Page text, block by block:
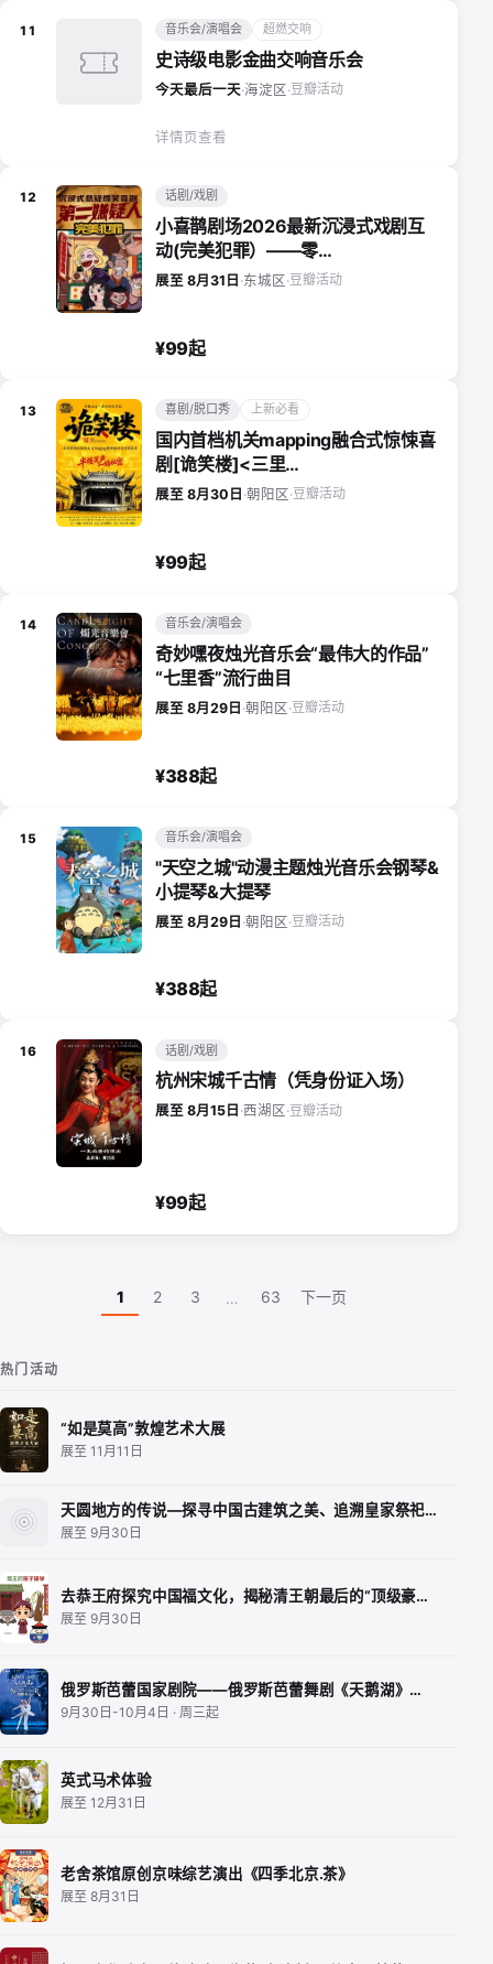
11 音乐会/演唱会 超燃交响
史诗级电影金曲交响音乐会
今天最后一天·海淀区·豆瓣活动
详情页查看
12 话剧/戏剧
小喜鹊剧场2026最新沉浸式戏剧互
动(完美犯罪）——零…
展至 8月31日 ·东城区·豆瓣活动
¥99起
13 喜剧/脱口秀 上新必看
国内首档机关mapping融合式惊悚喜
剧[诡笑楼]<三里…
展至 8月30日 ·朝阳区·豆瓣活动
¥99起
14 音乐会/演唱会
奇妙嘿夜烛光音乐会“最伟大的作品”
“七里香”流行曲目
展至 8月29日 ·朝阳区·豆瓣活动
¥388起
15 音乐会/演唱会
"天空之城"动漫主题烛光音乐会钢琴&
小提琴&大提琴
展至 8月29日 ·朝阳区·豆瓣活动
¥388起
16 话剧/戏剧
杭州宋城千古情（凭身份证入场）
展至 8月15日 ·西湖区·豆瓣活动
¥99起
1 2 3 … 63 下一页
热门活动
“如是莫高”敦煌艺术大展
展至 11月11日
天圆地方的传说—探寻中国古建筑之美、追溯皇家祭祀…
展至 9月30日
去恭王府探究中国福文化，揭秘清王朝最后的“顶级豪…
展至 9月30日
俄罗斯芭蕾国家剧院——俄罗斯芭蕾舞剧《天鹅湖》…
9月30日-10月4日 · 周三起
英式马术体验
展至 12月31日
老舍茶馆原创京味综艺演出《四季北京.茶》
展至 8月31日